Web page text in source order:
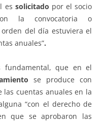
es solicitado por el socio
la convocatoria o
del día estuviera el
anuales”.
fundamental, que en el
se produce con
cuentas anuales en la
“con el derecho de
que se aprobaron las